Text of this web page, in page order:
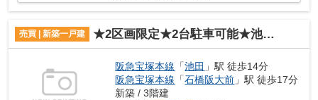
売買 | 新築一戸建 ★2区画限定★2台駐車可能★池田市鉢塚2丁目新築戸建♪
阪急宝塚本線 「池田 」駅 徒歩14分
阪急宝塚本線 「石橋阪大前 」駅 徒歩17分
新築 / 3階建